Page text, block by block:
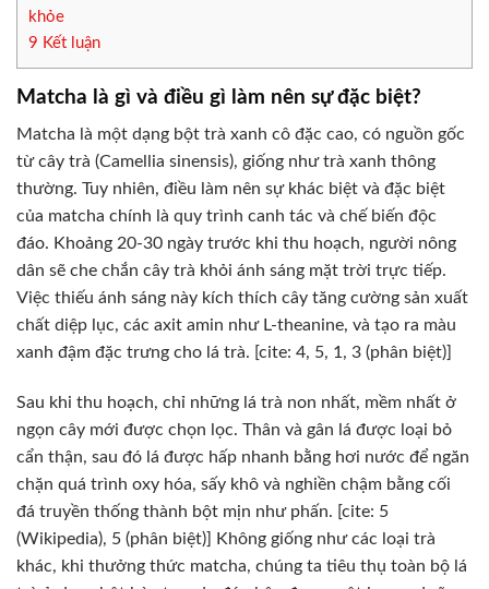
khỏe
9 Kết luận
Matcha là gì và điều gì làm nên sự đặc biệt?
Matcha là một dạng bột trà xanh cô đặc cao, có nguồn gốc
từ cây trà (Camellia sinensis), giống như trà xanh thông
thường. Tuy nhiên, điều làm nên sự khác biệt và đặc biệt
của matcha chính là quy trình canh tác và chế biến độc
đáo. Khoảng 20-30 ngày trước khi thu hoạch, người nông
dân sẽ che chắn cây trà khỏi ánh sáng mặt trời trực tiếp.
Việc thiếu ánh sáng này kích thích cây tăng cường sản xuất
chất diệp lục, các axit amin như L-theanine, và tạo ra màu
xanh đậm đặc trưng cho lá trà. [cite: 4, 5, 1, 3 (phân biệt)]
Sau khi thu hoạch, chỉ những lá trà non nhất, mềm nhất ở
ngọn cây mới được chọn lọc. Thân và gân lá được loại bỏ
cẩn thận, sau đó lá được hấp nhanh bằng hơi nước để ngăn
chặn quá trình oxy hóa, sấy khô và nghiền chậm bằng cối
đá truyền thống thành bột mịn như phấn. [cite: 5
(Wikipedia), 5 (phân biệt)] Không giống như các loại trà
khác, khi thưởng thức matcha, chúng ta tiêu thụ toàn bộ lá